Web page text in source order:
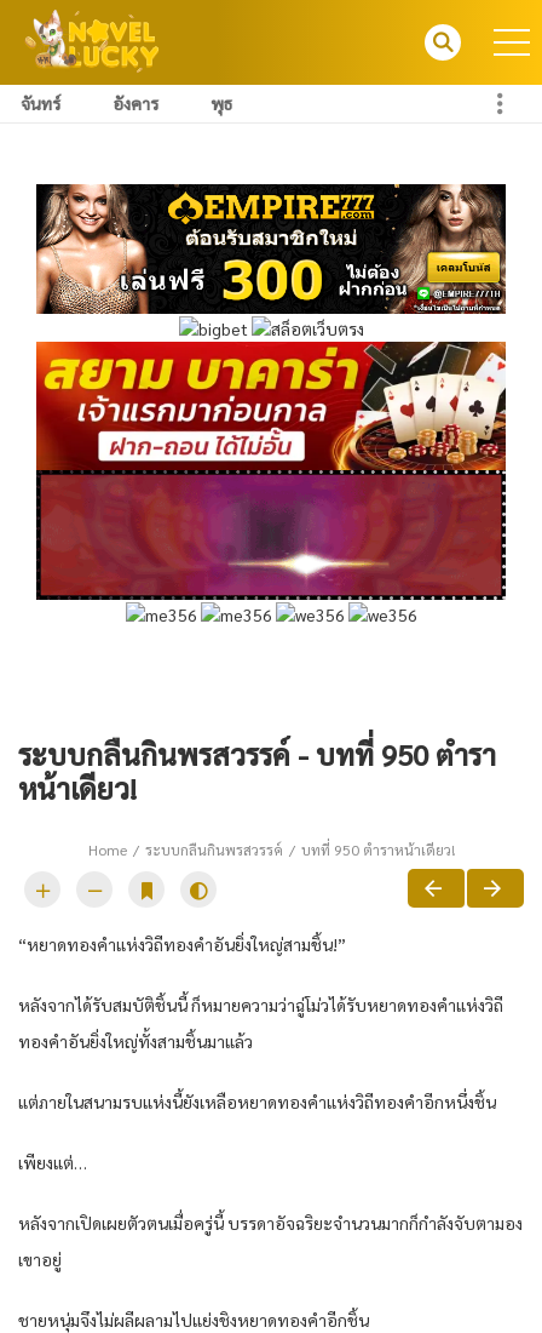
จันทร์ อังคาร พุธ
ระบบกลืนกินพรสวรรค์ - บทที่ 950 ตำรา
หน้าเดียว!
Home ระบบกลืนกินพรสวรรค์ บทที่ 950 ตำราหน้าเดียว!
“หยาดทองคำแห่งวิถีทองคำอันยิ่งใหญ่สามชิ้น!”
หลังจากได้รับสมบัติชิ้นนี้ ก็หมายความว่าฉู่โม่วได้รับหยาดทองคำแห่งวิถี
ทองคำอันยิ่งใหญ่ทั้งสามชิ้นมาแล้ว
แต่ภายในสนามรบแห่งนี้ยังเหลือหยาดทองคำแห่งวิถีทองคำอีกหนึ่งชิ้น
เพียงแต่…
หลังจากเปิดเผยตัวตนเมื่อครู่นี้ บรรดาอัจฉริยะจำนวนมากก็กำลังจับตามอง
เขาอยู่
ชายหนุ่มจึงไม่ผลีผลามไปแย่งชิงหยาดทองคำอีกชิ้น